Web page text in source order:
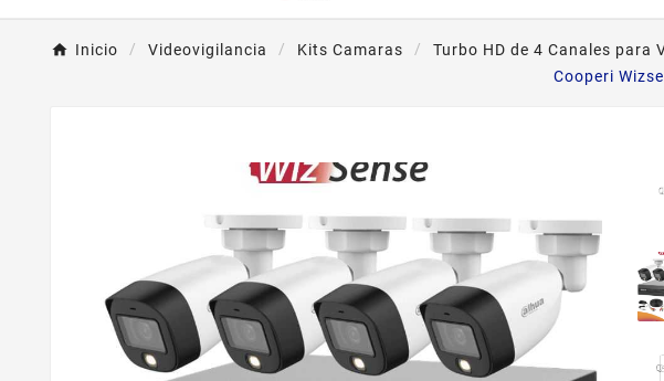
Inicio Videovigilancia Kits Camaras Turbo HD de 4 Canales para
Cooperi